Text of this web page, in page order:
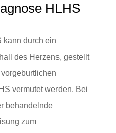
HLHS
kann durch ein
des Herzens, gestellt
vermutet werden. Bei
behandelnde
zum